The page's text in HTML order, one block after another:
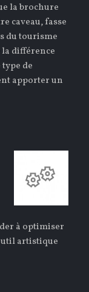
la brochure
caveau, fasse
du tourisme
différence
de
apporter un
à optimiser
artistique